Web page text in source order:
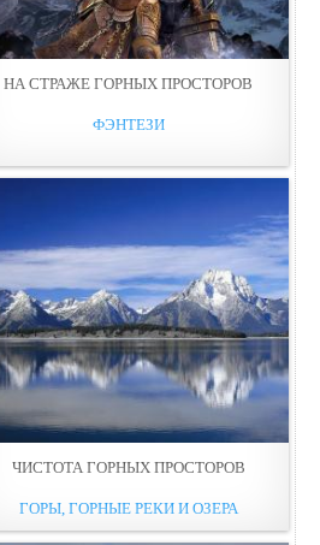
НА СТРАЖЕ ГОРНЫХ ПРОСТОРОВ
ФЭНТЕЗИ
ЧИСТОТА ГОРНЫХ ПРОСТОРОВ
ГОРЫ, ГОРНЫЕ РЕКИ И ОЗЕРА